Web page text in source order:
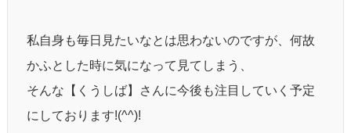
私自身も毎日見たいなとは思わないのですが、何故
かふとした時に気になって見てしまう、
そんな【くうしば】さんに今後も注目していく予定
にしております!(^^)!